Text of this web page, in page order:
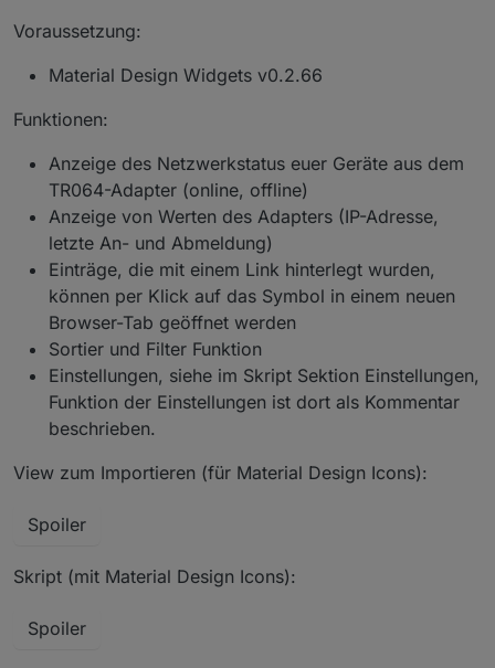
Voraussetzung:
Material Design Widgets v0.2.66
Funktionen:
Anzeige des Netzwerkstatus euer Geräte aus dem
TR064-Adapter (online, offline)
Anzeige von Werten des Adapters (IP-Adresse,
letzte An- und Abmeldung)
Einträge, die mit einem Link hinterlegt wurden,
können per Klick auf das Symbol in einem neuen
Browser-Tab geöffnet werden
Sortier und Filter Funktion
Einstellungen, siehe im Skript Sektion Einstellungen,
Funktion der Einstellungen ist dort als Kommentar
beschrieben.
View zum Importieren (für Material Design Icons):
Spoiler
Skript (mit Material Design Icons):
Spoiler